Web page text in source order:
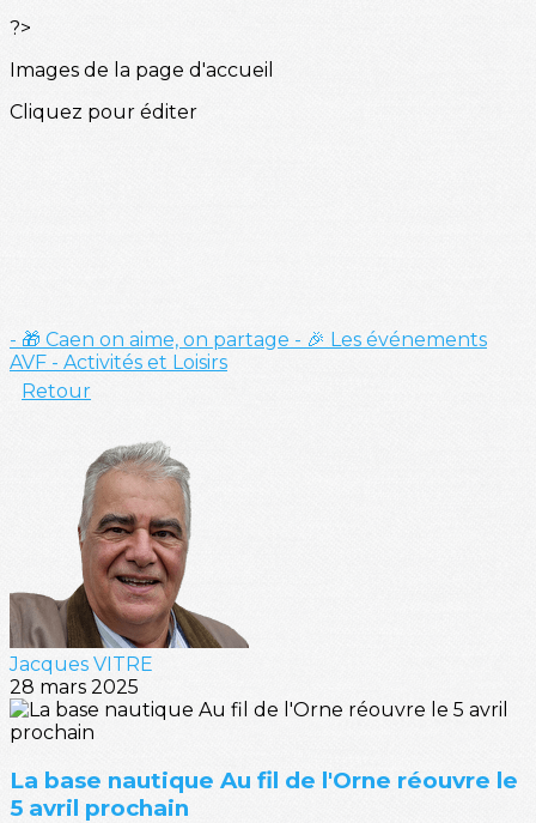
?>
Images de la page d'accueil
Cliquez pour éditer
- 🎁 Caen on aime, on partage - 🎉 Les événements
AVF - Activités et Loisirs
Retour
Jacques VITRE
28 mars 2025
La base nautique Au fil de l'Orne réouvre le
5 avril prochain